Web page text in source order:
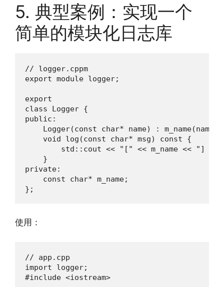
5. 典型案例：实现一个
简单的模块化日志库
// logger.cppm
export module logger;
export
class Logger {
public:
Logger(const char* name) : m_name(name)
    void log(const char* msg) const {
std::cout << "[" << m_name << "] "
    }
private:
    const char* m_name;
};
使用：
// app.cpp
import logger;
#include <iostream>